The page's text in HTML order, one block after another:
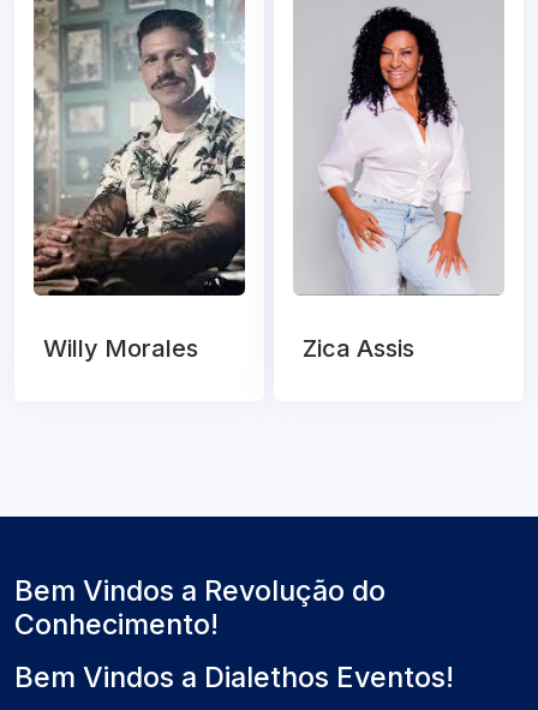
Willy Morales Zica Assis
Bem Vindos a Revolução do
Conhecimento!
Bem Vindos a Dialethos Eventos!